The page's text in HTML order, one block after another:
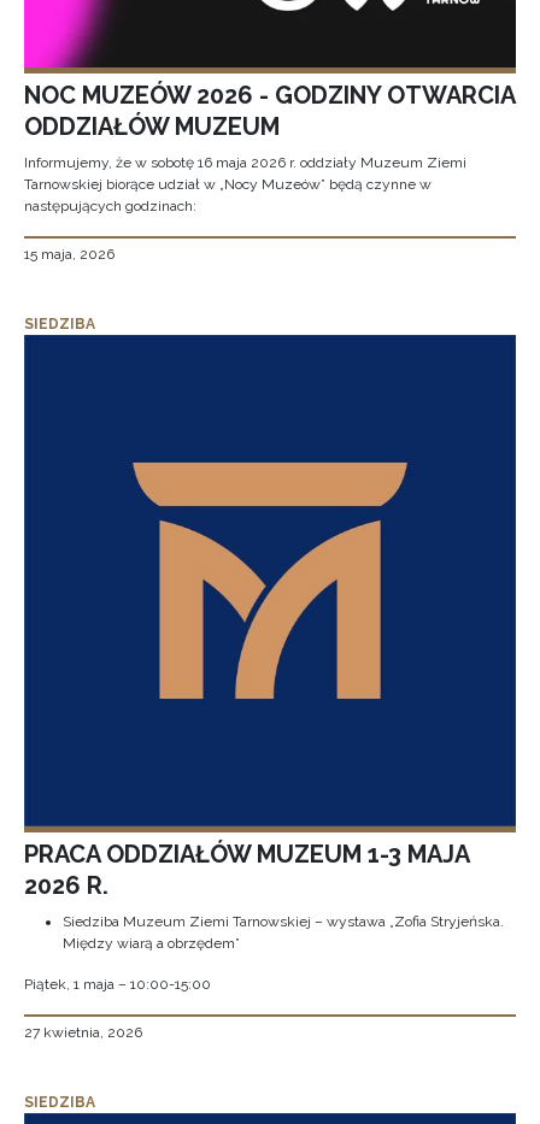
NOC MUZEÓW 2026 - GODZINY OTWARCIA
ODDZIAŁÓW MUZEUM
Informujemy, że w sobotę 16 maja 2026 r. oddziały Muzeum Ziemi
Tarnowskiej biorące udział w „Nocy Muzeów” będą czynne w
następujących godzinach:
15 maja, 2026
SIEDZIBA
PRACA ODDZIAŁÓW MUZEUM 1-3 MAJA
2026 R.
Siedziba Muzeum Ziemi Tarnowskiej – wystawa „Zofia Stryjeńska.
Między wiarą a obrzędem”
Piątek, 1 maja – 10:00-15:00
27 kwietnia, 2026
SIEDZIBA